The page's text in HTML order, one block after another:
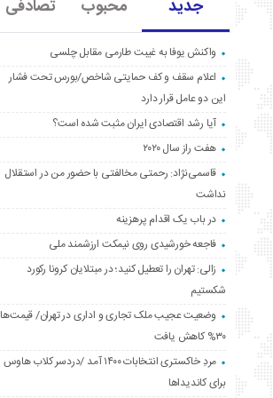
جدید محبوب تصادفی
واکنش یوفا به غیبت طارمی مقابل چلسی
اعلام سقف و کف حمایتی شاخص/بورس تحت فشار
این دو عامل قرار دارد
آیا رشد اقتصادی ایران مثبت شده است؟
هفت راز سال ۲۰۲۰
قاسمی‌نژاد: رحمتی مخالفتی با حضور من در استقلال
نداشت
در باب یک اقدام پرهزینه
فاجعه خورشیدی روی نیمکت ارزشمند ملی
زالی: تهران را تعطیل کنید؛ در مبتلایان کرونا رکورد
شکستیم
وضعیت عجیب ملک تجاری و اداری در تهران/ قیمت‌ها
۳۰% کاهش یافت
مردِ خاکستری انتخابات ۱۴۰۰ آمد /دردسر کلاب هاوس
برای کاندیداها